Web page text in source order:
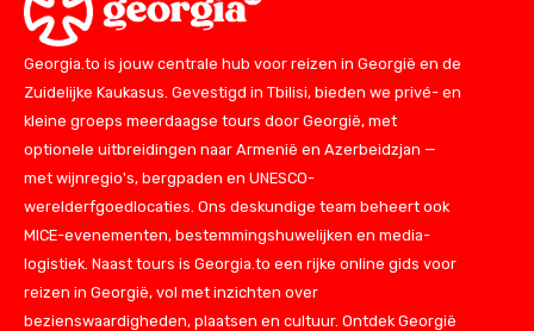
Georgia.to is jouw centrale hub voor reizen in Georgië en de
Zuidelijke Kaukasus. Gevestigd in Tbilisi, bieden we privé- en
kleine groeps meerdaagse tours door Georgië, met
optionele uitbreidingen naar Armenië en Azerbeidzjan —
met wijnregio's, bergpaden en UNESCO-
werelderfgoedlocaties. Ons deskundige team beheert ook
MICE-evenementen, bestemmingshuwelijken en media-
logistiek. Naast tours is Georgia.to een rijke online gids voor
reizen in Georgië, vol met inzichten over
bezienswaardigheden, plaatsen en cultuur. Ontdek Georgië